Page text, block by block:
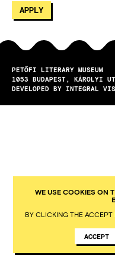
PETŐFI LITERARY MUSEUM
1053
BUDAPEST
KÁROLYI
DEVELOPED BY INTEGRAL
WE USE COOKIES ON
BY CLICKING THE ACCEPT
ACCEPT